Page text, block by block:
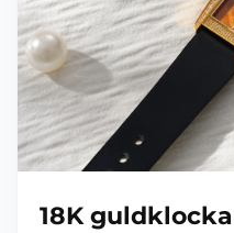
18K guldklocka